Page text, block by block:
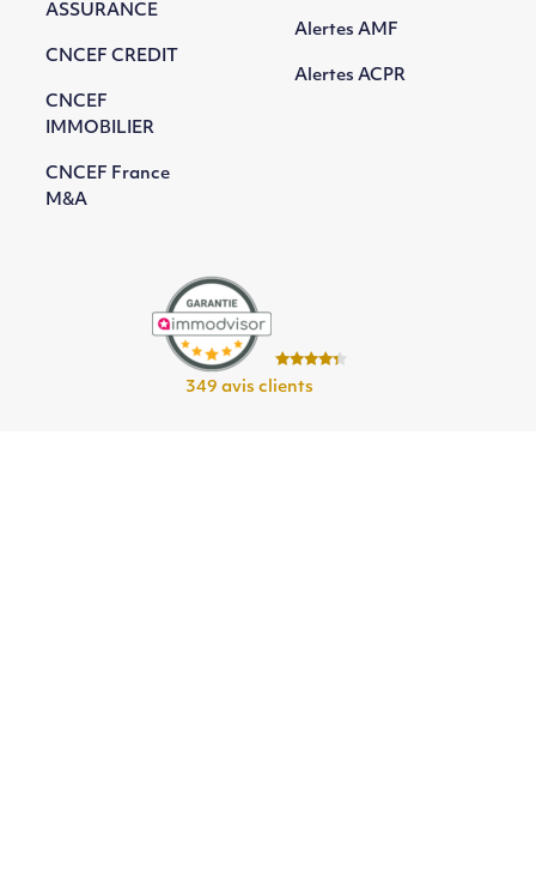
349 avis clients
ASSURANCE
CNCEF CREDIT
CNCEF
IMMOBILIER
CNCEF France
M&A
Alertes AMF
Alertes ACPR